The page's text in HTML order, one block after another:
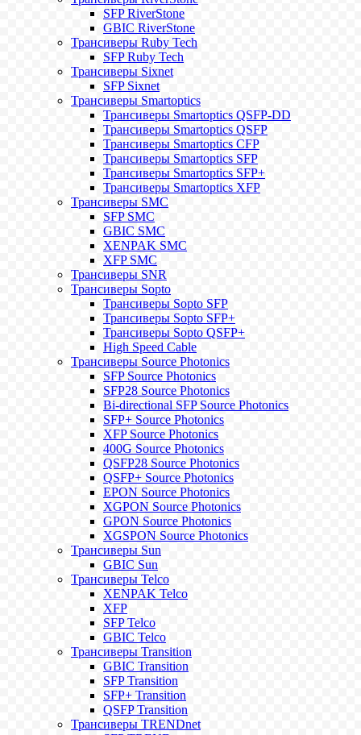
SFP RiverStone
GBIC RiverStone
Трансиверы Ruby Tech
SFP Ruby Tech
Трансиверы Sixnet
SFP Sixnet
Трансиверы Smartoptics
Трансиверы Smartoptics QSFP-DD
Трансиверы Smartoptics QSFP
Трансиверы Smartoptics CFP
Трансиверы Smartoptics SFP
Трансиверы Smartoptics SFP+
Трансиверы Smartoptics XFP
Трансиверы SMC
SFP SMC
GBIC SMC
XENPAK SMC
XFP SMC
Трансиверы SNR
Трансиверы Sopto
Трансиверы Sopto SFP
Трансиверы Sopto SFP+
Трансиверы Sopto QSFP+
High Speed Cable
Трансиверы Source Photonics
SFP Source Photonics
SFP28 Source Photonics
Bi-directional SFP Source Photonics
SFP+ Source Photonics
XFP Source Photonics
400G Source Photonics
QSFP28 Source Photonics
QSFP+ Source Photonics
EPON Source Photonics
XGPON Source Photonics
GPON Source Photonics
XGSPON Source Photonics
Трансиверы Sun
GBIC Sun
Трансиверы Telco
XENPAK Telco
XFP
SFP Telco
GBIC Telco
Трансиверы Transition
GBIC Transition
SFP Transition
SFP+ Transition
QSFP Transition
Трансиверы TRENDnet